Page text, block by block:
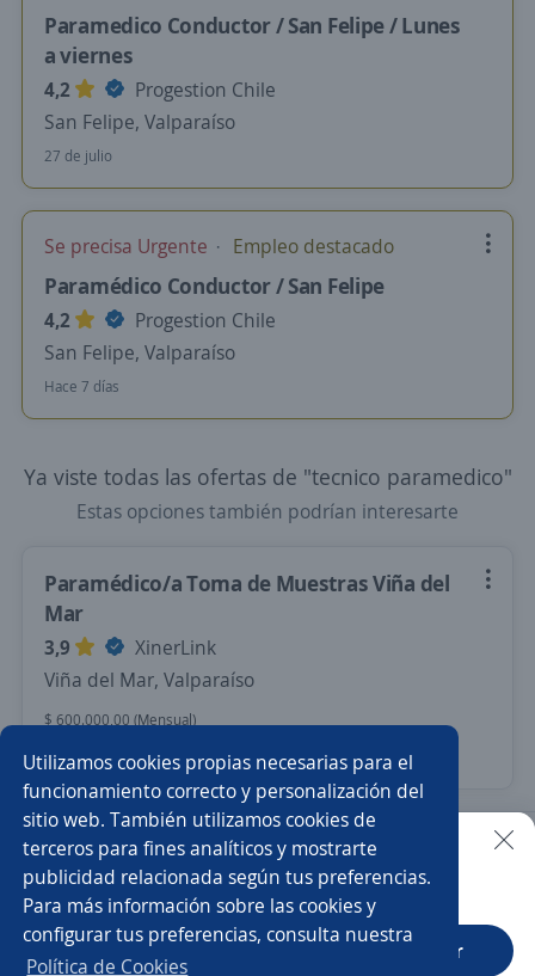
Utilizamos cookies propias necesarias para el
funcionamiento correcto y personalización del
sitio web. También utilizamos cookies de
terceros para fines analíticos y mostrarte
publicidad relacionada según tus preferencias.
Para más información sobre las cookies y
configurar tus preferencias, consulta nuestra
Política de Cookies
Paramedico Conductor / San Felipe / Lunes
a viernes
4,2
Progestion Chile
San Felipe, Valparaíso
27 de julio
Se precisa Urgente Empleo destacado
Paramédico Conductor / San Felipe
4,2
Progestion Chile
San Felipe, Valparaíso
Hace 7 días
Ya viste todas las ofertas de "tecnico paramedico"
Estas opciones también podrían interesarte
Paramédico/a Toma de Muestras Viña del
Mar
3,9
XinerLink
Viña del Mar, Valparaíso
$ 600.000,00 (Mensual)
18 de julio
Nuevas ofertas de empleo Avísame
Empleos similares
Asistente/a dental Hostess
Buscar es más fácil en la app
CT App Abrir